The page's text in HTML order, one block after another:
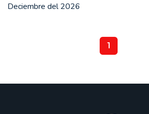
Deciembre del 2026
1